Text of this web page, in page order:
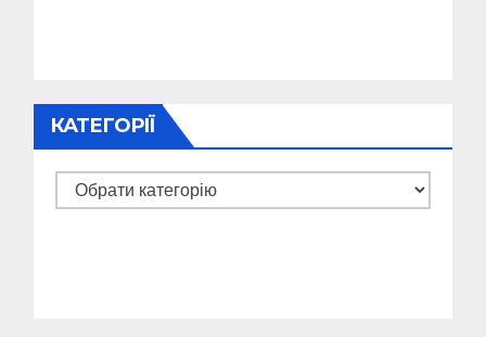
КАТЕГОРІЇ
Категорії